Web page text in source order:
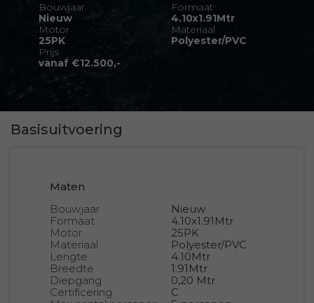
Bouwjaar
Nieuw
Formaat
4.10x1.91Mtr
Motor
25PK
Materiaal
Polyester/PVC
Prijs
vanaf €12.500,-
Basisuitvoering
Maten
Bouwjaar
Nieuw
Formaat
4.10x1.91Mtr
Motor
25PK
Materiaal
Polyester/PVC
Lengte
4.10Mtr
Breedte
1.91Mtr
Diepgang
0,20 Mtr
Certificering
C